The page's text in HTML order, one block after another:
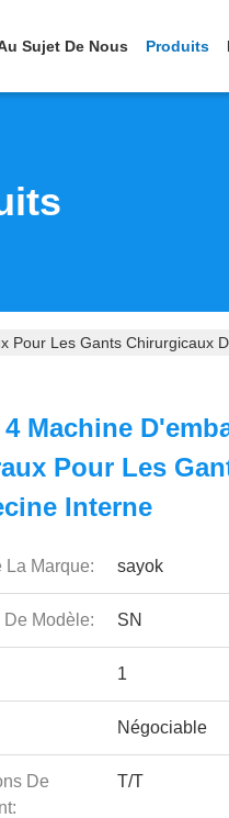
Sujet De Nous Produits
Pour Les Gants Chirurgicaux
4 Machine
Pour Les
Interne
La Marque: sayok
De Modèle: SN
1
Négociable
De
T/T